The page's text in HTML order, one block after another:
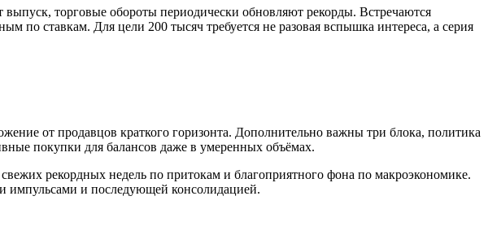
торговые обороты периодически обновляют рекорды. Встречаются
по ставкам. Для цели 200 тысяч требуется не разовая вспышка интереса, а серия
от продавцов краткого горизонта. Дополнительно важны три блока, политика
покупки для балансов даже в умеренных объёмах.
рекордных недель по притокам и благоприятного фона по макроэкономике.
импульсами и последующей консолидацией.